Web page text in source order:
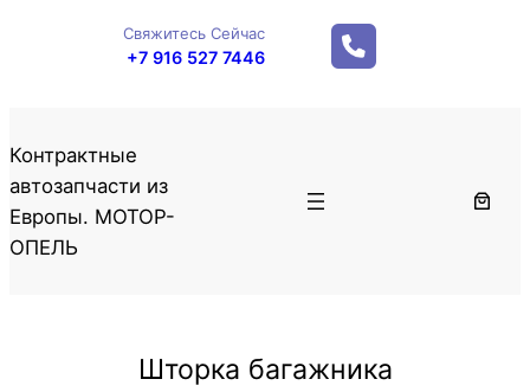
Свяжитесь Сейчас
+7 916 527 7446
Контрактные
автозапчасти из
Европы. МОТОР-
ОПЕЛЬ
Шторка багажника